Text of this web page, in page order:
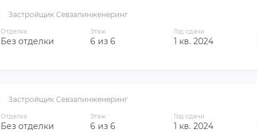
Застройщик Севзапинженеринг
Отделка
Без отделки
Этаж
6 из 6
Год сдачи
1 кв. 2024
Застройщик Севзапинженеринг
Отделка
Без отделки
Этаж
6 из 6
Год сдачи
1 кв. 2024